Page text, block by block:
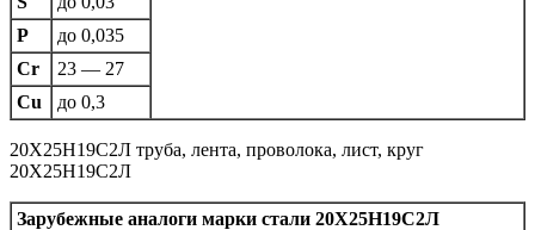
P
до 0,035
Cr
23 — 27
Cu
до 0,3
20Х25Н19С2Л труба, лента, проволока, лист, круг
20Х25Н19С2Л
Зарубежные аналоги марки стали 20Х25Н19С2Л